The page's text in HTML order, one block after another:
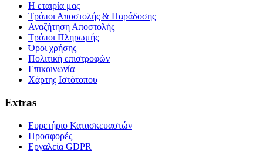
Η εταιρία μας
Τρόποι Αποστολής & Παράδοσης
Αναζήτηση Αποστολής
Τρόποι Πληρωμής
Όροι χρήσης
Πολιτική επιστροφών
Επικοινωνία
Χάρτης Ιστότοπου
Extras
Ευρετήριο Κατασκευαστών
Προσφορές
Εργαλεία GDPR